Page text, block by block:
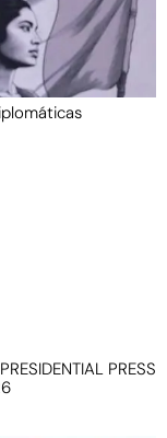
PRESS